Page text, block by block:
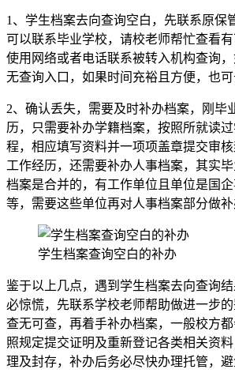
1、学生档案去向查询空白，先联系原保
可以联系毕业学校，请校老师帮忙查看
使用网络或者电话联系被转入机构查询
无查询入口，如果时间充裕且方便，也可
2、确认丢失，需要及时补办档案，刚毕
历，只需要补办学籍档案，按照所就读
程，相应填写资料并一项项盖章提交审
工作经历，还需要补办人事档案，其实
档案是合并的，有工作单位且单位是国
等，需要这些单位再对人事档案部分做补
学生档案查询空白的补办
鉴于以上几点，遇到学生档案去向查询
必惊慌，先联系学校老师帮助做进一步
查无可查，再着手补办档案，一般校方
照规定提交证明及重新登记各类相关资
理及封存，补办后务必尽快办理托管，避